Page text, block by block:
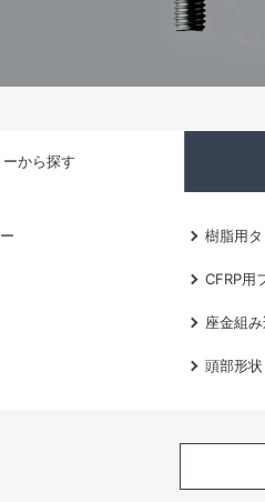
から探す
樹脂用
CFRP用
座金組
頭部形状